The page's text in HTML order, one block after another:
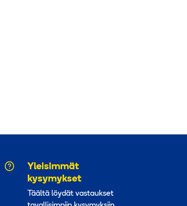
Yleisimmät
kysymykset
Täältä löydät vastaukset